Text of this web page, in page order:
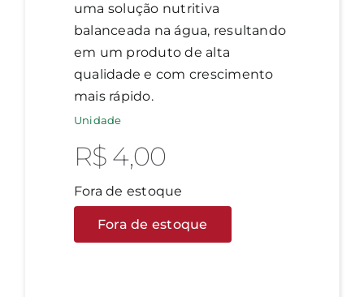
uma solução nutritiva
balanceada na água, resultando
em um produto de alta
qualidade e com crescimento
mais rápido.
Unidade
R$4,00
Fora de estoque
Fora de estoque